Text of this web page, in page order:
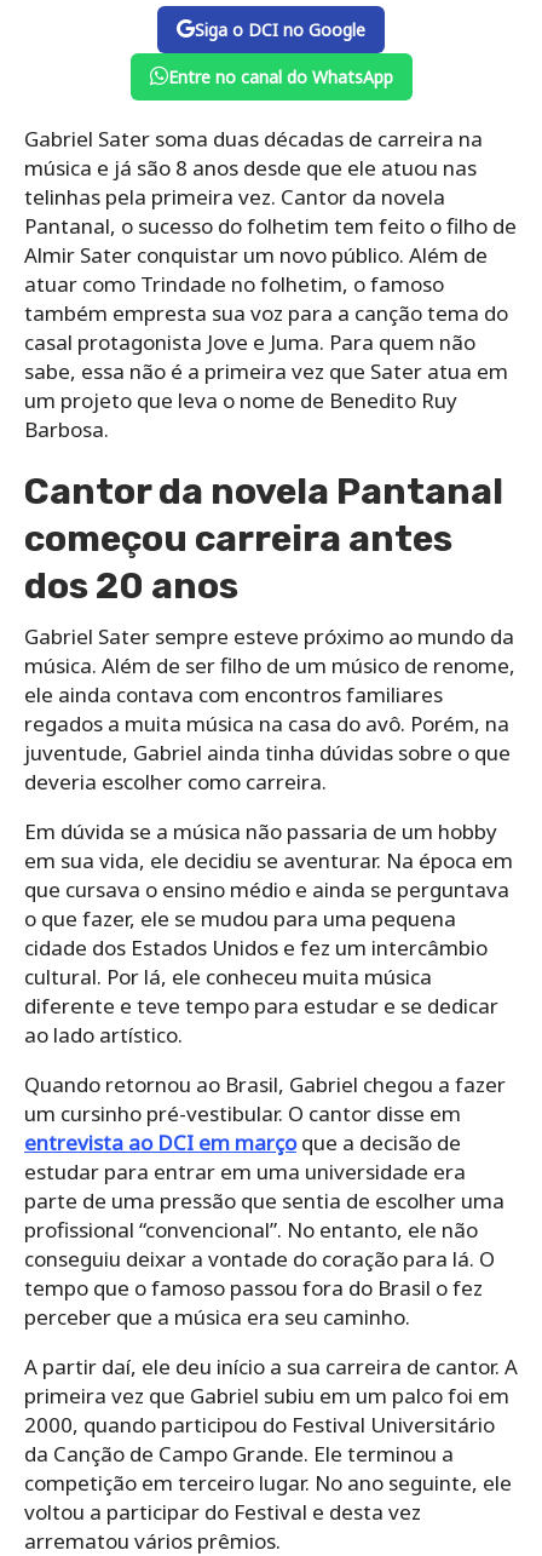
Siga o DCI no Google
Entre no canal do WhatsApp
Gabriel Sater soma duas décadas de carreira na
música e já são 8 anos desde que ele atuou nas
telinhas pela primeira vez. Cantor da novela
Pantanal, o sucesso do folhetim tem feito o filho de
Almir Sater conquistar um novo público. Além de
atuar como Trindade no folhetim, o famoso
também empresta sua voz para a canção tema do
casal protagonista Jove e Juma. Para quem não
sabe, essa não é a primeira vez que Sater atua em
um projeto que leva o nome de Benedito Ruy
Barbosa.
Cantor da novela Pantanal
começou carreira antes
dos 20 anos
Gabriel Sater sempre esteve próximo ao mundo da
música. Além de ser filho de um músico de renome,
ele ainda contava com encontros familiares
regados a muita música na casa do avô. Porém, na
juventude, Gabriel ainda tinha dúvidas sobre o que
deveria escolher como carreira.
Em dúvida se a música não passaria de um hobby
em sua vida, ele decidiu se aventurar. Na época em
que cursava o ensino médio e ainda se perguntava
o que fazer, ele se mudou para uma pequena
cidade dos Estados Unidos e fez um intercâmbio
cultural. Por lá, ele conheceu muita música
diferente e teve tempo para estudar e se dedicar
ao lado artístico.
Quando retornou ao Brasil, Gabriel chegou a fazer
um cursinho pré-vestibular. O cantor disse em
entrevista ao DCI em marçoque a decisão de
estudar para entrar em uma universidade era
parte de uma pressão que sentia de escolher uma
profissional “convencional”. No entanto, ele não
conseguiu deixar a vontade do coração para lá. O
tempo que o famoso passou fora do Brasil o fez
perceber que a música era seu caminho.
A partir daí, ele deu início a sua carreira de cantor. A
primeira vez que Gabriel subiu em um palco foi em
2000, quando participou do Festival Universitário
da Canção de Campo Grande. Ele terminou a
competição em terceiro lugar. No ano seguinte, ele
voltou a participar do Festival e desta vez
arrematou vários prêmios.